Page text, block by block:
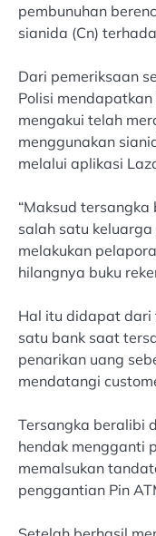
pembunuhan
sianida (Cn)
Dari pemeriksaan
Polisi
mengakui telah
menggunakan
melalui aplikasi
“Maksud
salah satu
melakukan
hilangnya buku
Hal itu didapat dari
satu bank saat
penarikan uang
mendatangi
Tersangka beralibi
hendak mengganti
memalsukan
penggantian Pin